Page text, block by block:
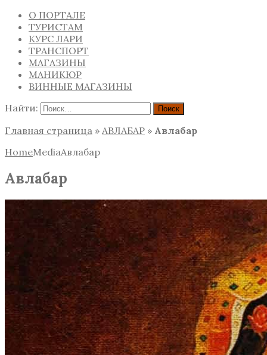
О ПОРТАЛЕ
ТУРИСТАМ
КУРС ЛАРИ
ТРАНСПОРТ
МАГАЗИНЫ
МАНИКЮР
ВИННЫЕ МАГАЗИНЫ
Найти:
Главная страница » АВЛАБАР » Авлабар
HomeMediaАвлабар
Авлабар